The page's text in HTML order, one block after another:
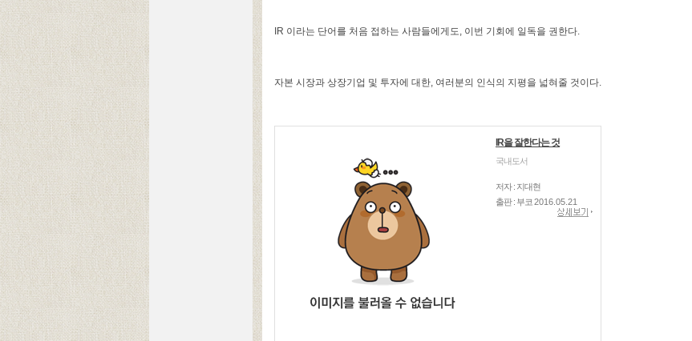
IR 이라는 단어를 처음 접하는 사람들에게도, 이번 기회에 일독을 권한다.
자본 시장과 상장기업 및 투자에 대한, 여러분의 인식의 지평을 넓혀줄 것이다.
IR을 잘한다는 것
국내도서
저자 : 지대현
출판 : 부코2016.05.21